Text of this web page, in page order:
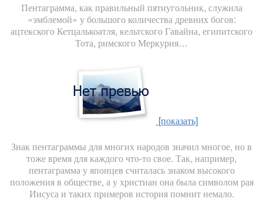
Пентаграмма, как правильный пятиугольник, служила
«эмблемой» у большого количества древних богов:
ацтекского Кетцалькоатля, кельтского Гавайна, египитского
Тота, римского Меркурия…
[показать]
Знак пентаграммы для многих народов значил многое, но в
тоже время для каждого что-то свое. Так, например,
пентаграмма у японцев считалась знаком высокого
положения в обществе, а у христиан она была символом рая
Иисуса и таких примеров история помнит немало.